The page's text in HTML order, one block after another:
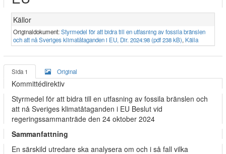
Källor
Originaldokument:Styrmedel för att bidra till en utfasning av fossila bränslen
och att nå Sveriges klimatåtaganden i EU, Dir. 2024:98 (pdf 238 kB), Källa
Sida 1 Original
Kommittédirektiv
Styrmedel för att bidra till en utfasning av fossila bränslen och
att nå Sveriges klimatåtaganden i EU Beslut vid
regeringssammanträde den 24 oktober 2024
Sammanfattning
En särskild utredare ska analysera om och i så fall vilka